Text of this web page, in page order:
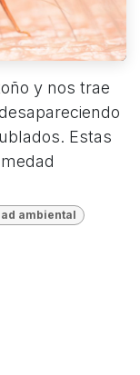
y nos trae
Estas
ambiental